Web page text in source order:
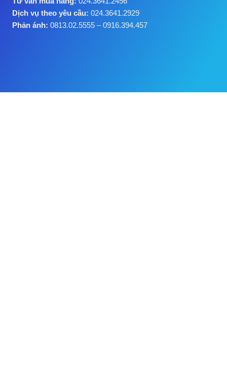
Dịch vụ theo yêu cầu: 024.3641.2929
Phản ánh: 0813.02.5555 – 0916.394.457